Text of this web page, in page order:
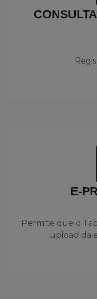
E-
Permite que o
upload da